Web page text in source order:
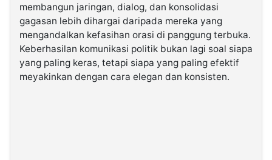
membangun jaringan, dialog, dan konsolidasi
gagasan lebih dihargai daripada mereka yang
mengandalkan kefasihan orasi di panggung terbuka.
Keberhasilan komunikasi politik bukan lagi soal siapa
yang paling keras, tetapi siapa yang paling efektif
meyakinkan dengan cara elegan dan konsisten.